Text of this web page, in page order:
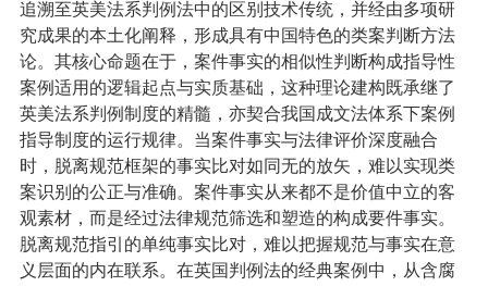
追溯至英美法系判例法中的区别技术传统，并经由多项研
究成果的本土化阐释，形成具有中国特色的类案判断方法
论。其核心命题在于，案件事实的相似性判断构成指导性
案例适用的逻辑起点与实质基础，这种理论建构既承继了
英美法系判例制度的精髓，亦契合我国成文法体系下案例
指导制度的运行规律。当案件事实与法律评价深度融合
时，脱离规范框架的事实比对如同无的放矢，难以实现类
案识别的公正与准确。案件事实从来都不是价值中立的客
观素材，而是经过法律规范筛选和塑造的构成要件事实。
脱离规范指引的单纯事实比对，难以把握规范与事实在意
义层面的内在联系。在英国判例法的经典案例中，从含腐